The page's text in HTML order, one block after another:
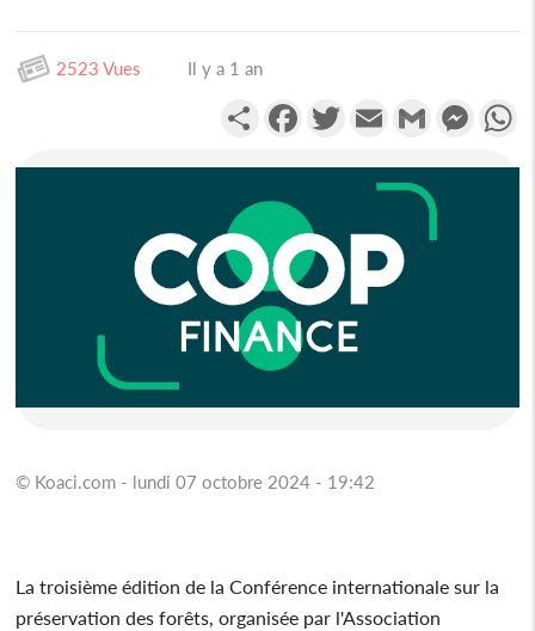
2523 Vues Il y a 1 an
PartagerFacebookTwitterEmail Gmail
© Koaci.com - lundi 07 octobre 2024 - 19:42
La troisième édition de la Conférence internationale sur la
préservation des forêts, organisée par l'Association